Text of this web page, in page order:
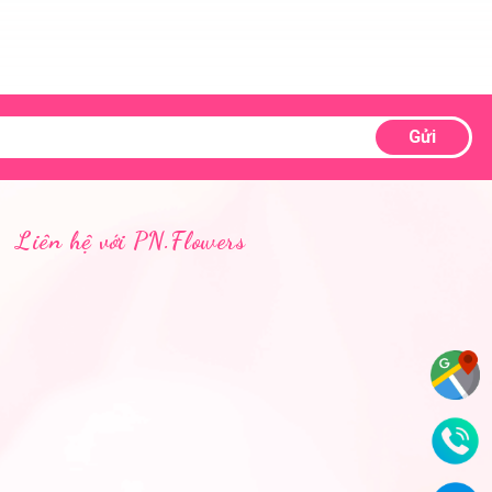
Gửi
Liên hệ với PN.Flowers